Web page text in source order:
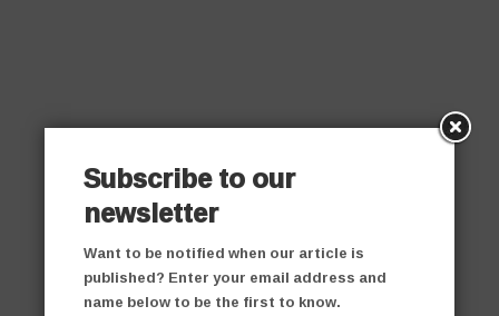
Subscribe to our
newsletter
Want to be notified when our article is
published? Enter your email address and
name below to be the first to know.